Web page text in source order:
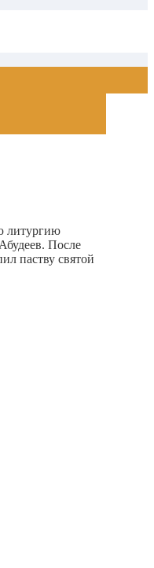
литургию
После
паству святой